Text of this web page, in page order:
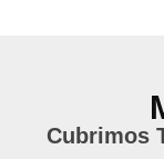
Cubrimos